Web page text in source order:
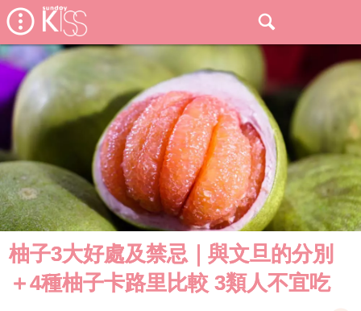
柚子3大好處及禁忌｜與文旦的分別
＋4種柚子卡路里比較 3類人不宜吃